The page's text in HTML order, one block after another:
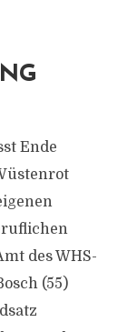
Ende
des WHS-
(55)